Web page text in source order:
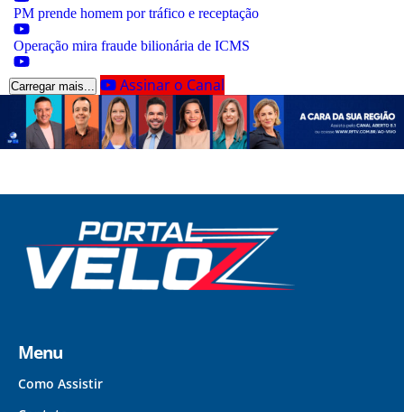
PM prende homem por tráfico e receptação
Operação mira fraude bilionária de ICMS
Carregar mais... Assinar o Canal
Menu
Como Assistir